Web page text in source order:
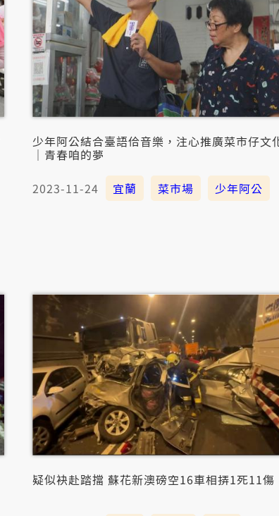
少年阿公結合臺語佮音樂，注心推廣菜市仔文
｜青春咱的夢
2023-11-24 宜蘭 菜市場 少年阿公
疑似袂赴踏擋 蘇花新澳磅空16車相挵1死11傷